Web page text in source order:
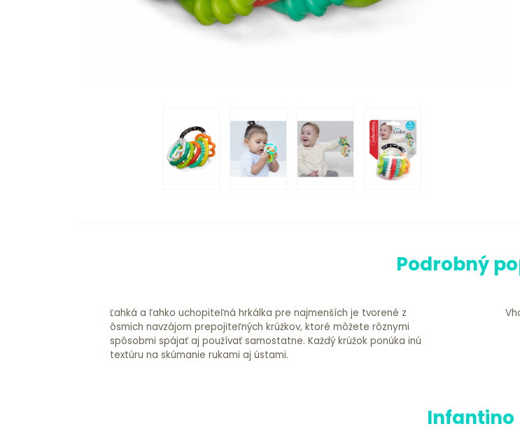
Podrobný
Ľahká a ľahko uchopiteľná hrkálka pre najmenších je tvorené z
ôsmich navzájom prepojiteľných krúžkov, ktoré môžete rôznymi
spôsobmi spájať aj používať samostatne. Každý krúžok ponúka inú
textúru na skúmanie rukami aj ústami.
Infantino